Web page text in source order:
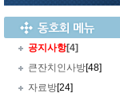
공지사항[4]
큰잔치인사방[48]
자료방[24]